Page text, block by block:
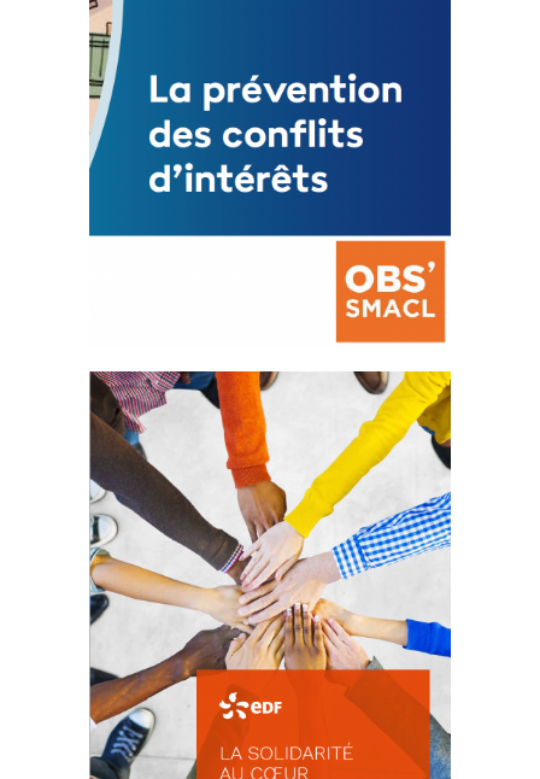
FEUILLETER
La prévention des conflits
d’intérêts
18 septembre 2023
FEUILLETER